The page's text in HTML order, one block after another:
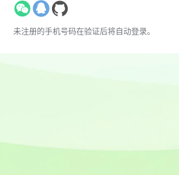
未注册的手机号码在验证后将自动登录。